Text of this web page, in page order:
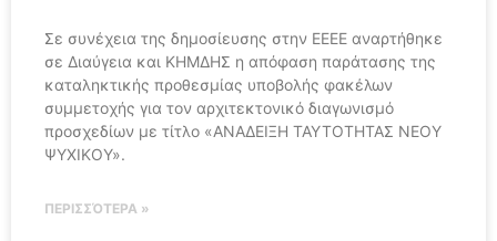
Σε συνέχεια της δημοσίευσης στην ΕΕΕΕ αναρτήθηκε
σε Διαύγεια και ΚΗΜΔΗΣ η απόφαση παράτασης της
καταληκτικής προθεσμίας υποβολής φακέλων
συμμετοχής για τον αρχιτεκτονικό διαγωνισμό
προσχεδίων με τίτλο «ΑΝΑΔΕΙΞΗ ΤΑΥΤΟΤΗΤΑΣ ΝΕΟΥ
ΨΥΧΙΚΟΥ».
ΠΕΡΙΣΣΌΤΕΡΑ »